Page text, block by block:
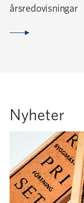
årsredovisningar
Nyheter